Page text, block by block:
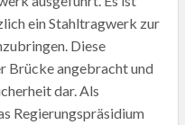
ein Stahltragwerk zur
Diese
Brücke angebracht und
dar. Als
Regierungspräsidium